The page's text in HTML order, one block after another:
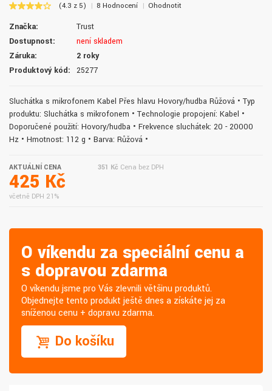
(4.3 z 5) 8 Hodnocení Ohodnotit
Značka:
Trust
Dostupnost:
není skladem
Záruka:
2 roky
Produktový kód:
25277
Sluchátka s mikrofonem Kabel Přes hlavu Hovory/hudba Růžová • Typ
produktu: Sluchátka s mikrofonem • Technologie propojení: Kabel •
Doporučené použití: Hovory/hudba • Frekvence sluchátek: 20 - 20000
Hz • Hmotnost: 112 g • Barva: Růžová •
AKTUÁLNÍ CENA
425 Kč
včetně DPH 21%
351 Kč Cena bez DPH
O víkendu za speciální cenu a
s dopravou zdarma
O víkendu jsme pro Vás zlevnili většinu produktů.
Objednejte tento produkt ještě dnes a získáte jej za
sníženou cenu + dopravu zdarma.
Do košíku